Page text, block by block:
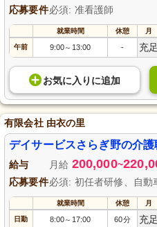
応募要件必須: 准看護師
就業時間 休憩 月
午前 9:00～ 13:00 - 充足
お気に入り に追加
有限会社 由衣の里
デイサービスさらぎ野の介
給与 月給 200,000~
応募要件必須: 初任者研修、自動
就業時間 休憩 月
日勤 8:00～ 17:00 60分 充足